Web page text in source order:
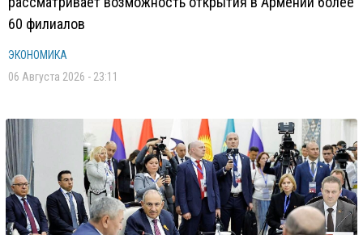
60 филиалов
ЭКОНОМИКА
06 Августа 2026 - 23:11